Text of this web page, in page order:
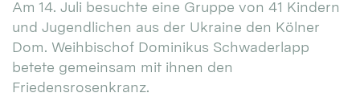
Am 14. Juli besuchte eine Gruppe von 41 Kindern
und Jugendlichen aus der Ukraine den Kölner
Dom. Weihbischof Dominikus Schwaderlapp
betete gemeinsam mit ihnen den
Friedensrosenkranz.